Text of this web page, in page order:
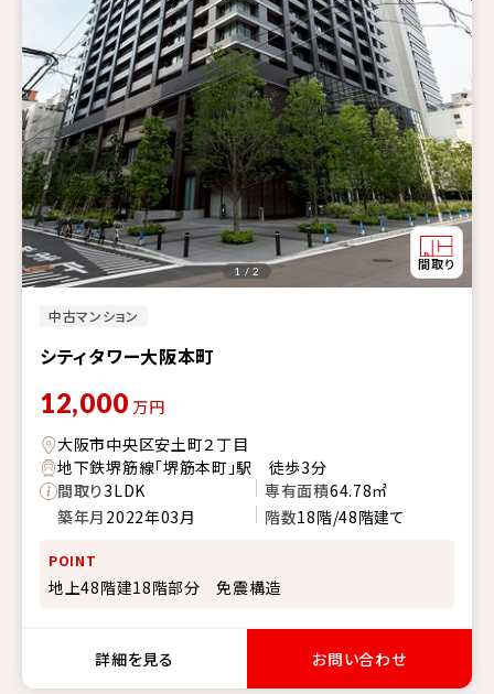
中古マンション
シティタワー大阪本町
1 / 2
12,000 万円
大阪市中央区安土町２丁目
地下鉄堺筋線「堺筋本町」駅 徒歩3分
間取り3LDK 専有面積64.78㎡
築年月 2022年03月 階数18階/48階建て
POINT
地上48階建18階部分 免震構造
詳細を見る お問い合わせ